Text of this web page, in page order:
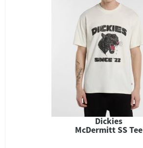
Dickies
McDermitt SS Tee